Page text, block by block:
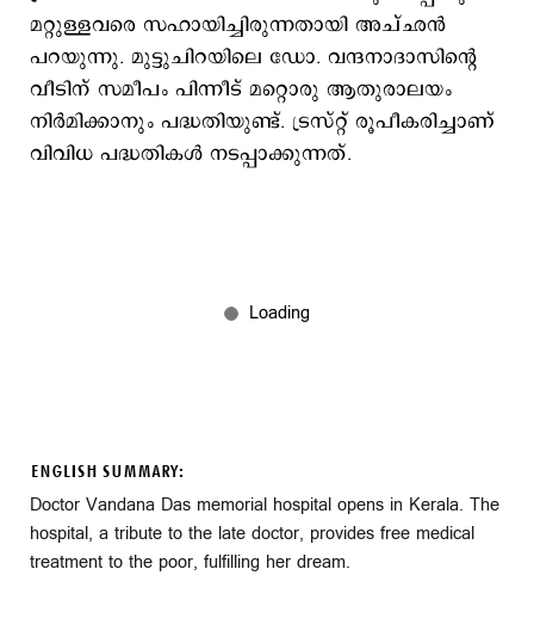
മറ്റുള്ളവരെ സഹായിച്ചിരുന്നതായി അച്ഛൻ
പറയുന്നു. മുട്ടുചിറയിലെ ഡോ. വന്ദനാദാസിന്റെ
വീടിന് സമീപം പിന്നീട് മറ്റൊരു ആതുരാലയം
നിർമിക്കാനും പദ്ധതിയുണ്ട്. ട്രസ്റ്റ് രൂപീകരിച്ചാണ്
വിവിധ പദ്ധതികൾ നടപ്പാക്കുന്നത്.
ENGLISH SUMMARY:
Doctor Vandana Das memorial hospital opens in Kerala. The
hospital, a tribute to the late doctor, provides free medical
treatment to the poor, fulfilling her dream.